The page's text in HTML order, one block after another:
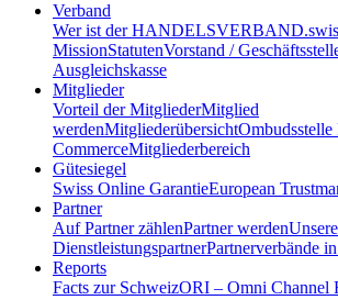
Verband
Wer ist der
MissionStatutenVorstand /
Ausgleichskasse
Mitglieder
Vorteil der MitgliederMitglied
werdenMitgliederübersichtOmbudsstelle
CommerceMitgliederbereich
Gütesiegel
Swiss Online GarantieEuropean
Partner
Auf Partner zählenPartner werdenUnsere
DienstleistungspartnerPartnerverbände
Reports
Facts zur SchweizORI – Omni Channel